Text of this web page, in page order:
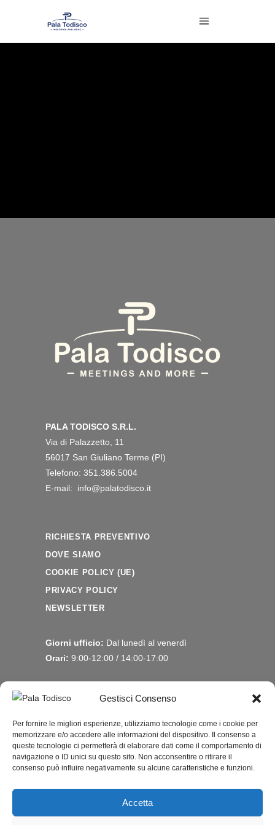
Gestisci Consenso
Per fornire le migliori esperienze, utilizziamo tecnologie come i cookie per
memorizzare e/o accedere alle informazioni del dispositivo. Il consenso a
queste tecnologie ci permetterà di elaborare dati come il comportamento di
navigazione o ID unici su questo sito. Non acconsentire o ritirare il
consenso può influire negativamente su alcune caratteristiche e funzioni.
Accetta
PALA TODISCO S.R.L.
Via di Palazzetto, 11
56017 San Giuliano Terme (PI)
Telefono: 351.386.5004
E-mail: info@palatodisco.it
RICHIESTA PREVENTIVO
DOVE SIAMO
COOKIE POLICY (UE)
PRIVACY POLICY
NEWSLETTER
Giorni ufficio: Dal lunedì al venerdì
Orari: 9:00-12:00 / 14:00-17:00
Seguici su